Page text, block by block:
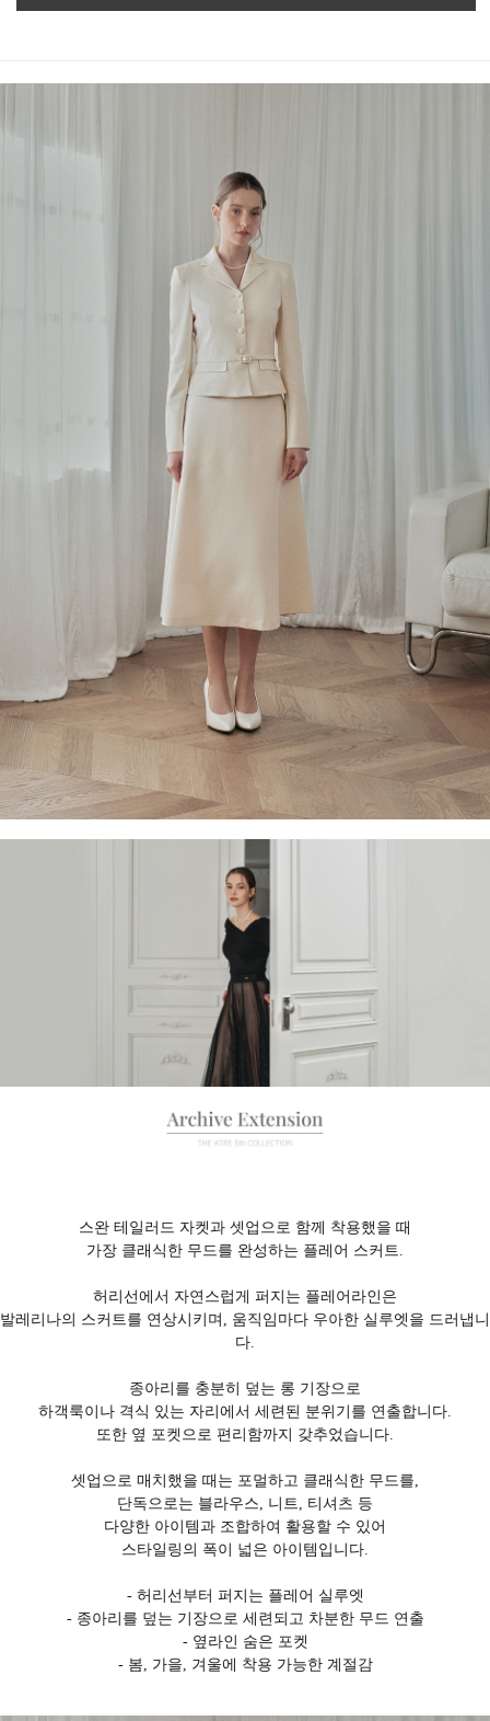
스완 테일러드 자켓과 셋업으로 함께 착용했을 때
가장 클래식한 무드를 완성하는 플레어 스커트.
허리선에서 자연스럽게 퍼지는 플레어라인은
발레리나의 스커트를 연상시키며, 움직임마다 우아한 실루엣을 드러냅니
다.
종아리를 충분히 덮는 롱 기장으로
하객룩이나 격식 있는 자리에서 세련된 분위기를 연출합니다.
또한 옆 포켓으로 편리함까지 갖추었습니다.
셋업으로 매치했을 때는 포멀하고 클래식한 무드를,
단독으로는 블라우스, 니트, 티셔츠 등
다양한 아이템과 조합하여 활용할 수 있어
스타일링의 폭이 넓은 아이템입니다.
- 허리선부터 퍼지는 플레어 실루엣
- 종아리를 덮는 기장으로 세련되고 차분한 무드 연출
- 옆라인 숨은 포켓
- 봄, 가을, 겨울에 착용 가능한 계절감